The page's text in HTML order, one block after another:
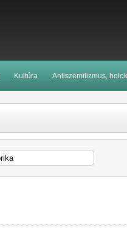
Kultúra Antiszemitizmus,